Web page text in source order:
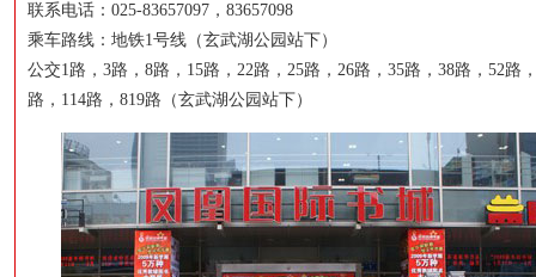
联系电话：025-83657097，83657098
乘车路线：地铁1号线（玄武湖公园站下）
公交1路，3路，8路，15路，22路，25路，26路，35路，38路，52路
路，114路，819路（玄武湖公园站下）